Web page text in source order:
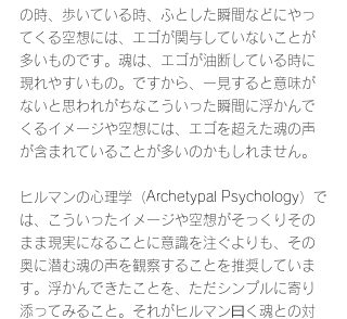
の時、歩いている時、ふとした瞬間などにやっ
てくる空想には、エゴが関与していないことが
多いものです。魂は、エゴが油断している時に
現れやすいもの。ですから、一見すると意味が
ないと思われがちなこういった瞬間に浮かんで
くるイメージや空想には、エゴを超えた魂の声
が含まれていることが多いのかもしれません。
ヒルマンの心理学（Archetypal Psychology）で
は、こういったイメージや空想がそっくりその
まま現実になることに意識を注ぐよりも、その
奥に潜む魂の声を観察することを推奨していま
す。浮かんできたことを、ただシンプルに寄り
添ってみること。それがヒルマン曰く魂との対